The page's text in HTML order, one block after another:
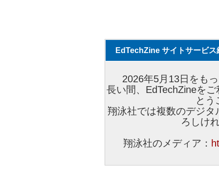
EdTechZine サイトサービス
2026年5月13日をも
長い間、EdTechZineを
とう
翔泳社では複数のデジ
ろしけ
翔泳社のメディア：